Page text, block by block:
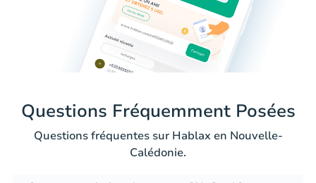
Questions Fréquemment Posées
Questions fréquentes sur Hablax en Nouvelle-
Calédonie.